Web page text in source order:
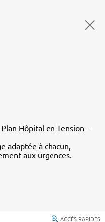
Hôpital en Tension –
adaptée à chacun,
aux urgences.
ACCÈS RAPIDES